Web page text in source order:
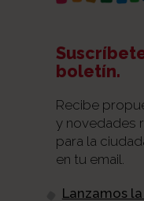
boletín.
Recibe
y novedades
para la
en tu email.
Lanzamos